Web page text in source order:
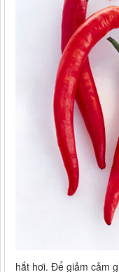
hắt hơi. Để giảm cảm